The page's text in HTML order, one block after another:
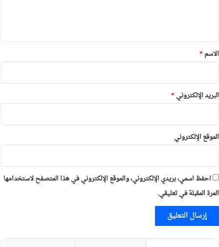
*
الاسم *
البريد الإلكتروني *
الموقع الإلكتروني
احفظ اسمي، بريدي الإلكتروني، والموقع الإلكتروني في هذا المتصفح لاستخدامها
المرة المقبلة في تعليقي.